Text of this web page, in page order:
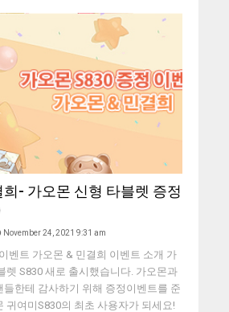
- 가오몬 신형 타블렛 증정
November 24, 2021 9:31 am
벤트 가오몬 & 민결희 이벤트 소개 가
렛 S830 새로 출시했습니다. 가오몬과
들한테 감사하기 위해 증정이벤트를 준
귀여미S830의 최초 사용자가 되세요!